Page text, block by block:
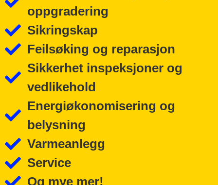
oppgradering
Sikringskap
Feilsøking og reparasjon
Sikkerhet inspeksjoner og
vedlikehold
Energiøkonomisering og
belysning
Varmeanlegg
Service
Og mye mer!